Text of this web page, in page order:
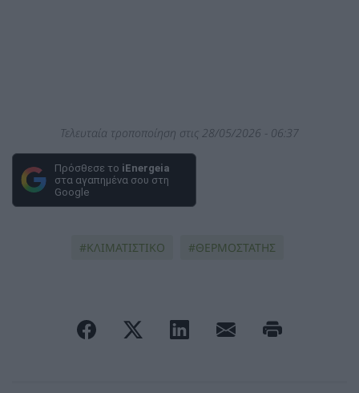
Τελευταία τροποποίηση στις 28/05/2026 - 06:37
Πρόσθεσε το iEnergeia
στα αγαπημένα σου στη
Google
ΚΛΙΜΑΤΙΣΤΙΚΟ ΘΕΡΜΟΣΤΑΤΗΣ